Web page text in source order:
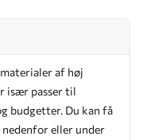
af høj
især passer til
budgetter. Du kan få
eller under